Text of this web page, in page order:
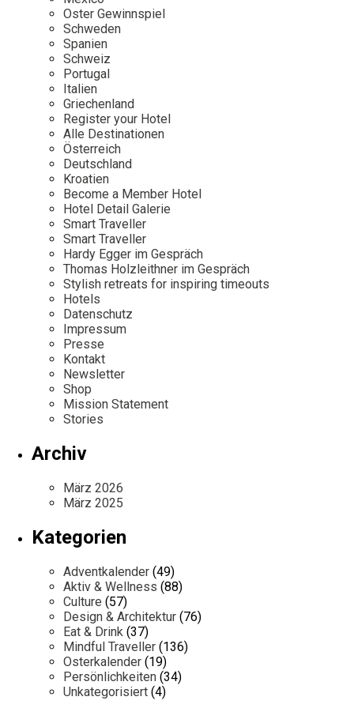
Mexico
Niederlande
Österreich
Portugal
Schweden
Spanien
Schweiz
Persönlichkeiten
Our Story
Career
Kontakt
Impressum
Oster Gewinnspiel
Schweden
Spanien
Schweiz
Portugal
Italien
Griechenland
Register your Hotel
Alle Destinationen
Österreich
Deutschland
Kroatien
Become a Member Hotel
Hotel Detail Galerie
Smart Traveller
Smart Traveller
Hardy Egger im Gespräch
Thomas Holzleithner im Gespräch
Stylish retreats for inspiring timeouts
Hotels
Datenschutz
Impressum
Presse
Kontakt
Newsletter
Shop
Mission Statement
Stories
Archiv
März 2026
März 2025
Kategorien
Adventkalender (49)
Aktiv & Wellness (88)
Culture (57)
Design & Architektur (76)
Eat & Drink (37)
Mindful Traveller (136)
Osterkalender (19)
Persönlichkeiten (34)
Unkategorisiert (4)